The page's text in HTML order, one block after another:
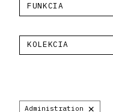
FUNKCIA
KOLEKCIA
Administration ×